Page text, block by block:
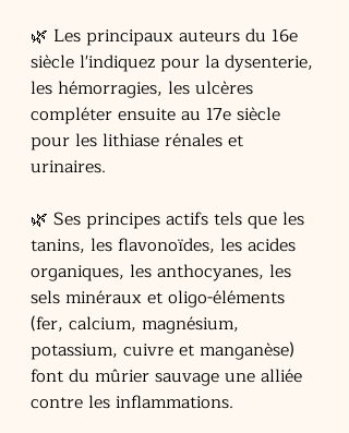
🌿 Les principaux auteurs du 16e
siècle l'indiquez pour la dysenterie,
les hémorragies, les ulcères
compléter ensuite au 17e siècle
pour les lithiase rénales et
urinaires.
🌿 Ses principes actifs tels que les
tanins, les flavonoïdes, les acides
organiques, les anthocyanes, les
sels minéraux et oligo-éléments
(fer, calcium, magnésium,
potassium, cuivre et manganèse)
font du mûrier sauvage une alliée
contre les inflammations.